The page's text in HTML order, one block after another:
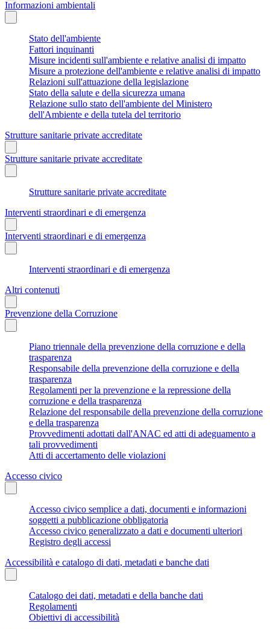
Informazioni ambientali
Stato dell'ambiente
Fattori inquinanti
Misure incidenti sull'ambiente e relative analisi di impatto
Misure a protezione dell'ambiente e relative analisi di impatto
Relazioni sull'attuazione della legislazione
Stato della salute e della sicurezza umana
Relazione sullo stato dell'ambiente del Ministero
dell'Ambiente e della tutela del territorio
Strutture sanitarie private accreditate
Strutture sanitarie private accreditate
Strutture sanitarie private accreditate
Interventi straordinari e di emergenza
Interventi straordinari e di emergenza
Interventi straordinari e di emergenza
Altri contenuti
Prevenzione della Corruzione
Piano triennale della prevenzione della corruzione e della
trasparenza
Responsabile della prevenzione della corruzione e della
trasparenza
Regolamenti per la prevenzione e la repressione della
corruzione e della trasparenza
Relazione del responsabile della prevenzione della corruzione
e della trasparenza
Provvedimenti adottati dall'ANAC ed atti di adeguamento a
tali provvedimenti
Atti di accertamento delle violazioni
Accesso civico
Accesso civico semplice a dati, documenti e informazioni
soggetti a pubblicazione obbligatoria
Accesso civico generalizzato a dati e documenti ulteriori
Registro degli accessi
Accessibilità e catalogo di dati, metadati e banche dati
Catalogo dei dati, metadati e della banche dati
Regolamenti
Obiettivi di accessibilità